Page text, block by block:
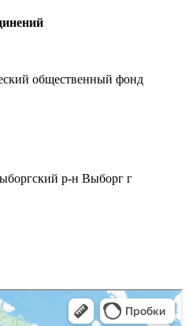
общественный фонд
р-н Выборг г